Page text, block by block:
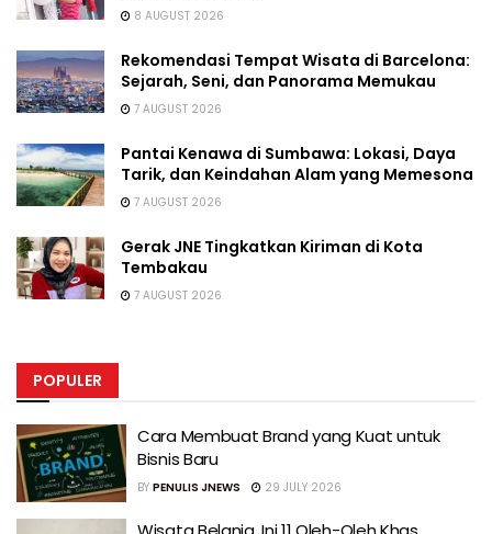
8 AUGUST 2026
Rekomendasi Tempat Wisata di Barcelona:
Sejarah, Seni, dan Panorama Memukau
7 AUGUST 2026
Pantai Kenawa di Sumbawa: Lokasi, Daya
Tarik, dan Keindahan Alam yang Memesona
7 AUGUST 2026
Gerak JNE Tingkatkan Kiriman di Kota
Tembakau
7 AUGUST 2026
POPULER
Cara Membuat Brand yang Kuat untuk
Bisnis Baru
BY PENULIS JNEWS 29 JULY 2026